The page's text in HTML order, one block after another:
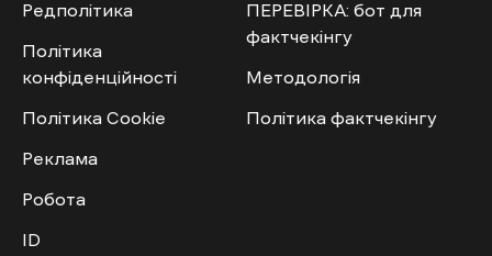
Редполітика
Політика
конфіденційності
Політика Cookie
Реклама
Робота
ID
ПЕРЕВІРКА: бот для
фактчекінгу
Методологія
Політика фактчекінгу